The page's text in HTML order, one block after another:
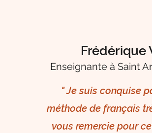
Frédérique
Enseignante à Saint
" Je suis conquise
méthode de français
vous remercie pour